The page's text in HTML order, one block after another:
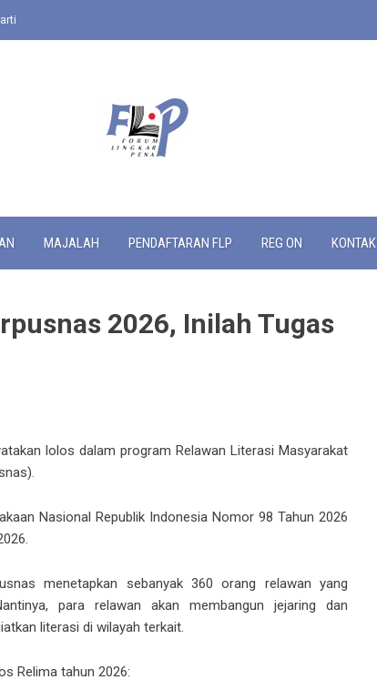
MAJALAH PENDAFTARAN FLP REG ON KONTAK
2026, Inilah Tugas
lolos dalam program Relawan Literasi Masyarakat
Nasional Republik Indonesia Nomor 98 Tahun 2026
menetapkan sebanyak 360 orang relawan yang
para relawan akan membangun jejaring dan
literasi di wilayah terkait.
Relima tahun 2026: